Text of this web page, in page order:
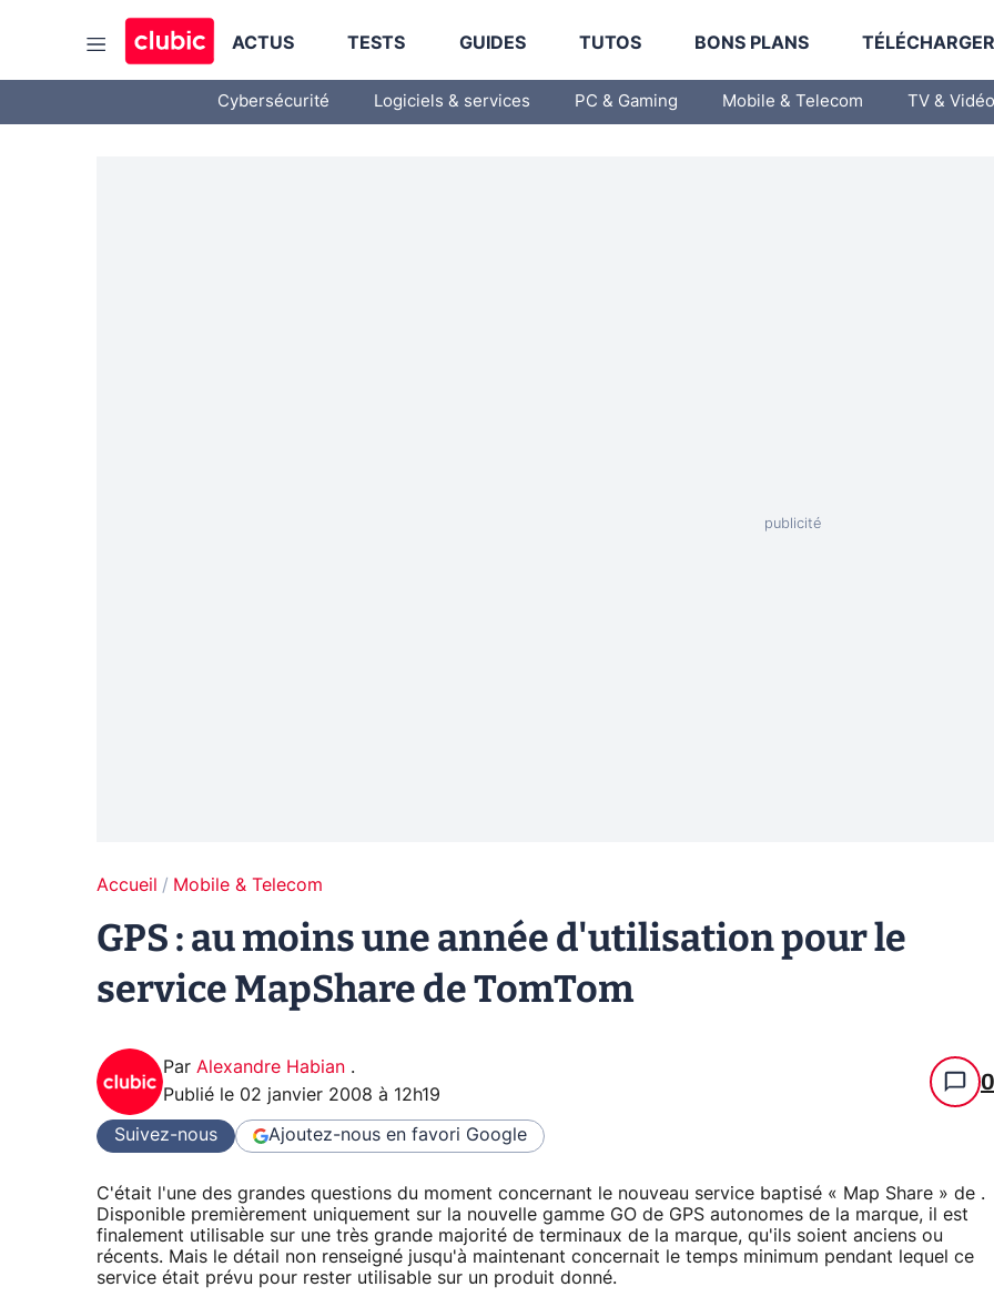
ACTUS TESTS GUIDES TUTOS BONS PLANS
Cybersécurité Logiciels & services PC & Gaming Mobile & Telecom TV & Vidéo
Accueil Mobile & Telecom
GPS : au moins une année d'utilisation pour le
service MapShare de TomTom
Par Alexandre Habian .
Publié le 02 janvier 2008 à 12h19 0
Suivez-nous Ajoutez-nous en favori Google
C'était l'une des grandes questions du moment concernant le nouveau service baptisé « Map Share » de .
Disponible premièrement uniquement sur la nouvelle gamme GO de GPS autonomes de la marque, il est
finalement utilisable sur une très grande majorité de terminaux de la marque, qu'ils soient anciens ou
récents. Mais le détail non renseigné jusqu'à maintenant concernait le temps minimum pendant lequel ce
service était prévu pour rester utilisable sur un produit donné.